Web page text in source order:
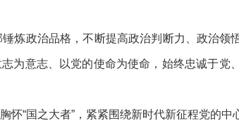
炼政治品格，不断提高政治判断力、政治领
为意志、以党的使命为使命，始终忠诚于党
怀“国之大者”，紧紧围绕新时代新征程党的